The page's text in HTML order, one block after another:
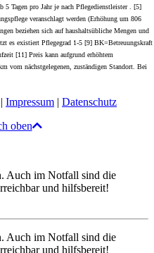
5 Tagen pro Jahr je nach Pflegedienstleister . [5]
veranschlagt werden (Erhöhung um 806
beziehen sich auf haushaltsübliche Mengen und
es existiert Pflegegrad 1-5 [9] BK=Betreuungskraft
[11] Preis kann aufgrund erhöhtem
vom nächstgelegenen, zuständigen Standort. Bei
Impressum | Datenschutz
oben
Auch im Notfall sind die
und hilfsbereit!
Auch im Notfall sind die
und hilfsbereit!